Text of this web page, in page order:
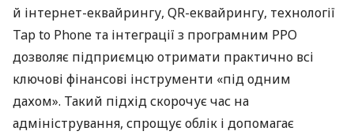
й інтернет-еквайрингу, QR-еквайрингу, технології
Tap to Phone та інтеграції з програмним РРО
дозволяє підприємцю отримати практично всі
ключові фінансові інструменти «під одним
дахом». Такий підхід скорочує час на
адміністрування, спрощує облік і допомагає